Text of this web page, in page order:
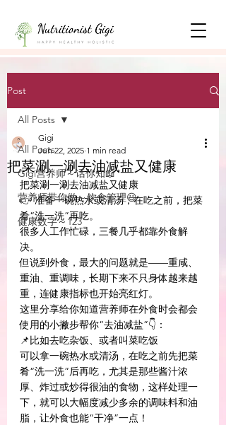
Post
All Posts
Gigi营养师～话你知📖
营养师带你做～饮食管理😃
健康数字～123
All Posts
把菜涮一涮去油减盐又健康
Gigi
Jun 22, 2025 1 min read
把菜涮一涮去油减盐又健康
👉 准备一碗热水或清汤，在吃之前，把菜
肴“洗一洗”再吃。
很多人工作忙碌，三餐几乎都靠外食解
决。
但说到外食，最大的问题就是——重咸、
重油、重调味，长期下来不只身体越来越
重，连健康指标也开始亮红灯。
这里分享给你知道营养师在外食时会都会
使用的小撇步帮你“去油减盐”👇：
📌比如去吃杂饭、或者叫菜吃饭
可以拿一碗热水或清汤，在吃之前先把菜
肴“洗一洗”后再吃，尤其是那些酱汁浓
厚、炸过或炒得很油的食物，这样处理一
下，就可以大幅度减少多余的调味料和油
脂，让外食也能“干净”一点！